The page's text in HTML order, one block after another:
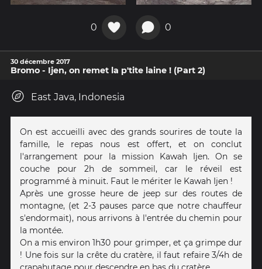
0 0
30 décembre 2017
Bromo - Ijen, on remet la p'tite laine ! (Part 2)
East Java, Indonesia
On est accueilli avec des grands sourires de toute la
famille, le repas nous est offert, et on conclut
l'arrangement pour la mission Kawah Ijen. On se
couche pour 2h de sommeil, car le réveil est
programmé à minuit. Faut le mériter le Kawah Ijen !
Après une grosse heure de jeep sur des routes de
montagne, (et 2-3 pauses parce que notre chauffeur
s'endormait), nous arrivons à l'entrée du chemin pour
la montée.
On a mis environ 1h30 pour grimper, et ça grimpe dur
! Une fois sur la crête du cratère, il faut refaire 3/4h de